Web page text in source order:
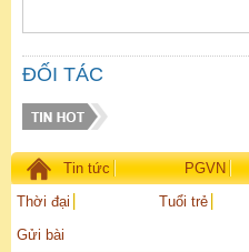
ĐỐI TÁC
Tin tức PGVN
Thời đại
Tuổi trẻ
Gửi bài